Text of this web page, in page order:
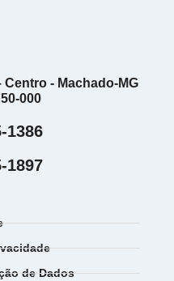
- Machado-MG
000
1386
1897
de Dados